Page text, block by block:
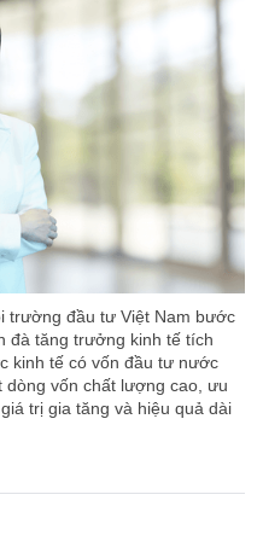
trường đầu tư Việt Nam bước
đà tăng trưởng kinh tế tích
kinh tế có vốn đầu tư nước
dòng vốn chất lượng cao, ưu
trị gia tăng và hiệu quả dài